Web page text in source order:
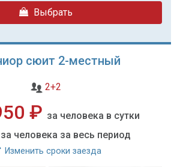
Выбрать
сюит 2-местный
2+2
₽ за человека в сутки
за человека за весь период
Изменить сроки заезда